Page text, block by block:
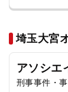
埼玉大宮
アソシエ
刑事事件・